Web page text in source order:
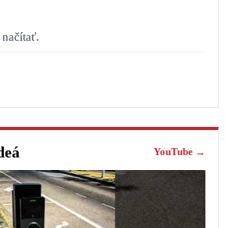
načítať.
YouTube →